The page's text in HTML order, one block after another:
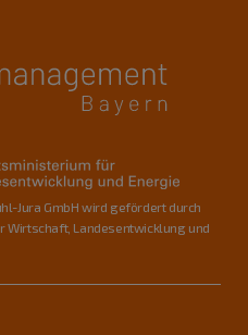
Jura GmbH wird gefördert durch
Wirtschaft, Landesentwicklung und